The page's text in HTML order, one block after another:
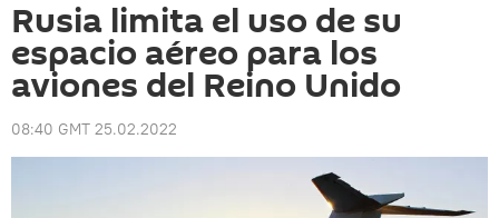
Rusia limita el uso de su
espacio aéreo para los
aviones del Reino Unido
08:40 GMT 25.02.2022